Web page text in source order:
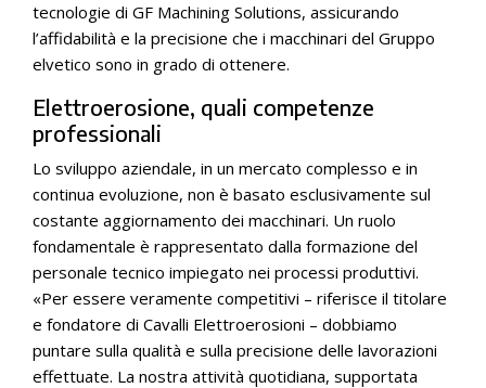
tecnologie di GF Machining Solutions, assicurando
l’affidabilità e la precisione che i macchinari del Gruppo
elvetico sono in grado di ottenere.
Elettroerosione, quali competenze
professionali
Lo sviluppo aziendale, in un mercato complesso e in
continua evoluzione, non è basato esclusivamente sul
costante aggiornamento dei macchinari. Un ruolo
fondamentale è rappresentato dalla formazione del
personale tecnico impiegato nei processi produttivi.
«Per essere veramente competitivi – riferisce il titolare
e fondatore di Cavalli Elettroerosioni – dobbiamo
puntare sulla qualità e sulla precisione delle lavorazioni
effettuate. La nostra attività quotidiana, supportata